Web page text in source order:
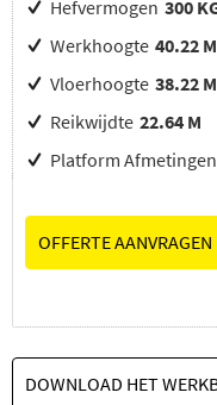
Hefvermogen 300
Werkhoogte 40.22 M
Vloerhoogte 38.22 M
Reikwijdte 22.64 M
Platform Afmetingen
OFFERTE AANVRAGEN
DOWNLOAD HET